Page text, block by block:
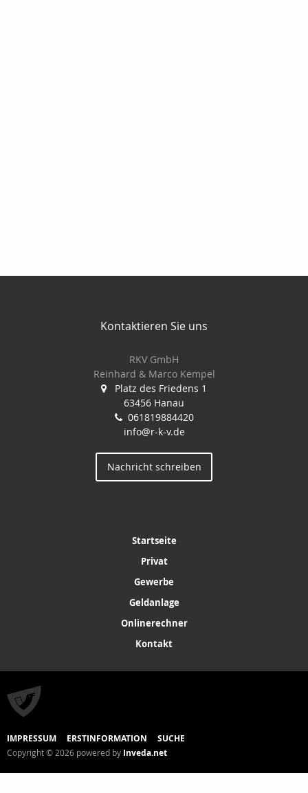
Kontaktieren Sie uns
RKV GmbH
Reinhard & Marco Kempel
Platz des Friedens 1
63456 Hanau
061819884420
info@r-k-v.de
Nachricht schreiben
Startseite
Privat
Gewerbe
Geldanlage
Onlinerechner
Kontakt
IMPRESSUM ERSTINFORMATION SUCHE
Copyright © 2026 powered by Inveda.net